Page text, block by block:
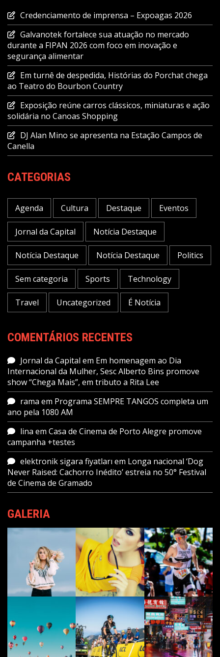
Credenciamento de imprensa – Expoagas 2026
Galvanotek fortalece sua atuação no mercado
durante a FIPAN 2026 com foco em inovação e
segurança alimentar
Em turnê de despedida, Histórias do Porchat chega
ao Teatro do Bourbon Country
Exposição reúne carros clássicos, miniaturas e ação
solidária no Canoas Shopping
DJ Alan Mino se apresenta na Estação Campos de
Canella
CATEGORIAS
Agenda Cultura Destaque Eventos
Jornal da Capital Notícia Destaque
Notícia Destaque Notícia Destaque Politics
Sem categoria Sports Technology
Travel Uncategorized É Notícia
COMENTÁRIOS RECENTES
Jornal da Capital em Em homenagem ao Dia
Internacional da Mulher, Sesc Alberto Bins promove
show “Chega Mais”, em tributo a Rita Lee
rama em Programa SEMPRE TANGOS completa um
ano pela 1080 AM
lina em Casa de Cinema de Porto Alegre promove
campanha +testes
elektronik sigara fiyatları em Longa nacional ‘Dog
Never Raised: Cachorro Inédito’ estreia no 50° Festival
de Cinema de Gramado
GALERIA